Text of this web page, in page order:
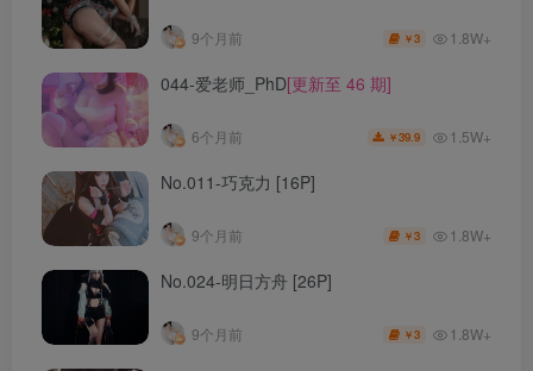
9个月前 ￥3 1.8W+
044-爱老师_PhD[更新至 46 期]
6个月前 ￥39.9 1.5W+
No.011-巧克力 [16P]
9个月前 ￥3 1.8W+
No.024-明日方舟 [26P]
9个月前 ￥3 1.8W+